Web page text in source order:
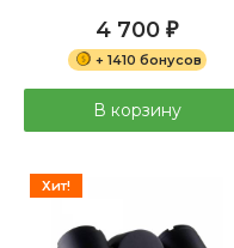
4 700 ₽
+ 1410 бонусов
В корзину
Хит!